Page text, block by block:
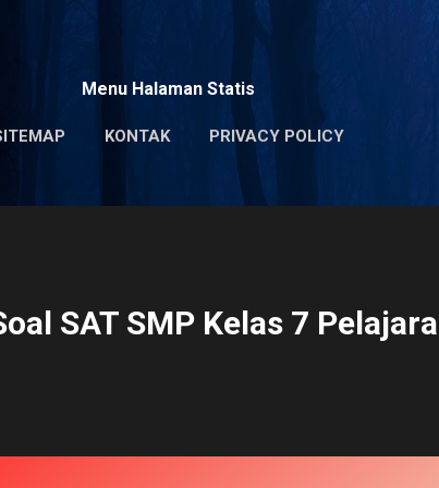
Menu Halaman Statis
KONTAK PRIVACY POLICY
SAT SMP Kelas 7